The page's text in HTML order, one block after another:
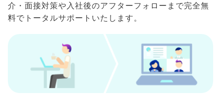
介・面接対策や入社後のアフターフォローまで完全無
料でトータルサポートいたします。